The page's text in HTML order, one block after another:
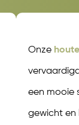
Onze
een mooie
gewicht en